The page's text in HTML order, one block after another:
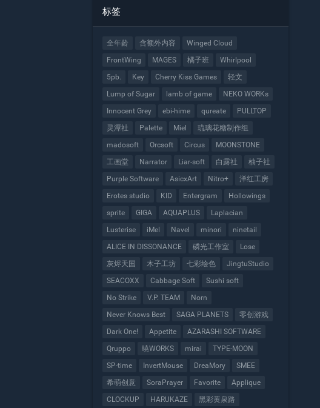
标签
全年龄 含额外内容
Winged Cloud
FrontWing
MAGES 橘子班
Whirlpool
5pb.
Key Cherry Kiss Games
轻文
Lump of Sugar
lamb of game
NEKO WORKs
Innocent Grey
ebi-hime qureate
PULLTOP
灵潭社
Palette Miel
琉璃花糖制作组
madosoft
Orcsoft Circus
MOONSTONE
工画堂
Narrator Liar-soft 白露社
柚子社
Purple Software
AsicxArt Nitro+
洋红工房
Erotes studio
KID Entergram
Hollowings
sprite
GIGA AQUAPLUS
Laplacian
Lusterise
iMel Navel minori
ninetail
ALICE IN DISSONANCE
磷光工作室
Lose
灰烬天国
木子工坊 七彩绘色
JingtuStudio
SEACOXX
Cabbage Soft
Sushi soft
No Strike
V.P. TEAM
Norn
Never Knows Best
SAGA PLANETS
零创游戏
Dark One!
Appetite
AZARASHI SOFTWARE
Qruppo
暁WORKS mirai
TYPE-MOON
SP-time
InvertMouse DreaMory
SMEE
希萌创意
SoraPrayer Favorite
Applique
CLOCKUP
HARUKAZE
黑彩黄泉路